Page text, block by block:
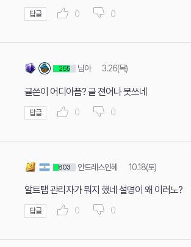
답글 0 0
265 님아 3.26(목)
글쓴이 어디아픔? 글 젼어나 못쓰네
답글 0 0
803 안드레스인혜 10.18(토)
알트탭 관리자가 뭐지 했네 설명이 왜 이러노?
답글 0 0